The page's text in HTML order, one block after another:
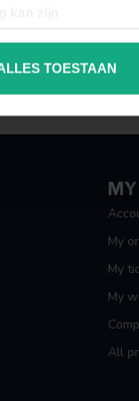
kan zijn
TOESTAAN
My
My
My
All